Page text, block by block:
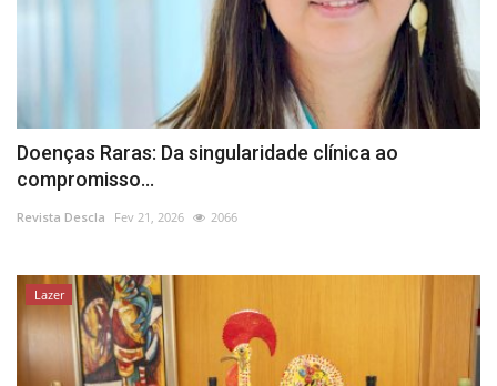
Doenças Raras: Da singularidade clínica ao
compromisso...
Revista Descla Fev 21, 2026 2066
Lazer